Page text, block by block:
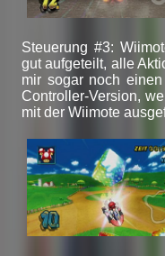
Steuerung #3:
gut aufgeteilt, alle
mir sogar noch
Controller-Version,
mit der Wiimote